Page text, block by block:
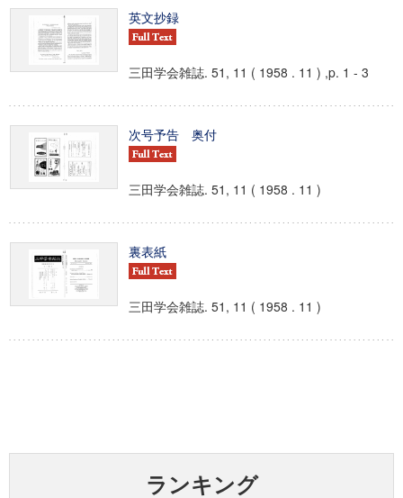
英文抄録
三田学会雑誌. 51, 11 ( 1958 . 11 ) ,p. 1 - 3
次号予告 奥付
三田学会雑誌. 51, 11 ( 1958 . 11 )
裏表紙
三田学会雑誌. 51, 11 ( 1958 . 11 )
ランキング